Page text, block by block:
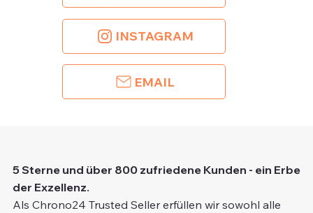
INSTAGRAM
EMAIL
5 Sterne und über 800 zufriedene Kunden - ein Erbe
der Exzellenz.
Als Chrono24 Trusted Seller erfüllen wir sowohl alle